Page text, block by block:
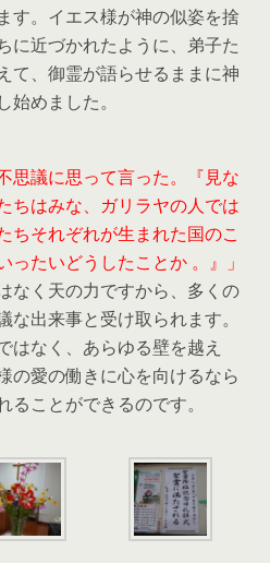
す。イエス様が神の似姿を捨
に近づかれたように、弟子た
て、御霊が語らせるままに神
めました。
思議に思って言った。『見な
ちはみな、ガリラヤの人では
ちそれぞれが生まれた国のこ
ったいどうしたことか 。』」
なく天の力ですから、多くの
出来事と受け取られます。
はなく、あらゆる壁を越え
の愛の働きに心を向けるなら
ことができるのです。